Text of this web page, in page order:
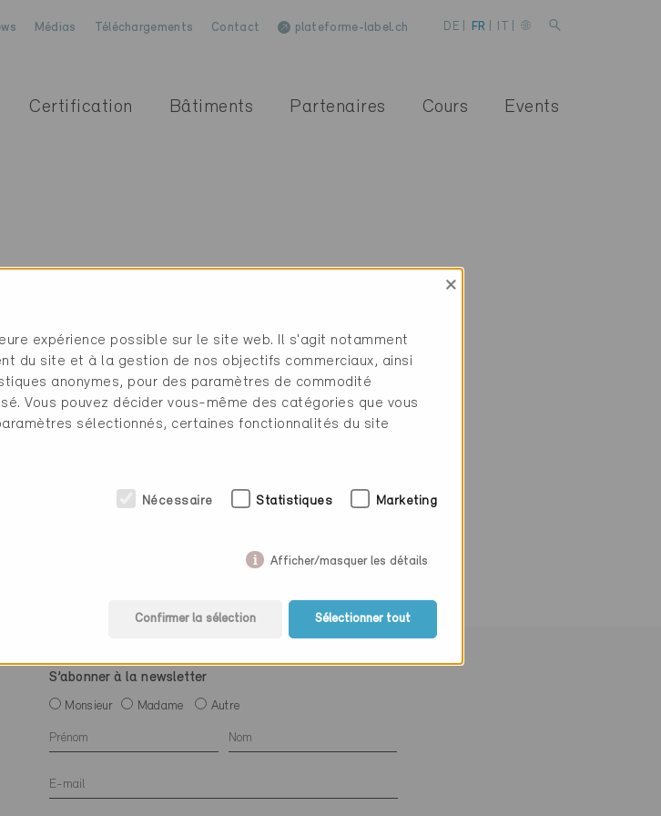
Médias Téléchargements Contact plateforme-label.ch DE FR
Certification Bâtiments Partenaires Cours Events
S’abonner à la newsletter
Monsieur Madame Autre
×
expérience possible sur le site web. Il s'agit notamment
du site et à la gestion de nos objectifs commerciaux, ainsi
anonymes, pour des paramètres de commodité
Vous pouvez décider vous-même des catégories que vous
sélectionnés, certaines fonctionnalités du site
Nécessaire Statistiques Marketing
Afficher/masquer les détails
Confirmer la sélection Sélectionner tout